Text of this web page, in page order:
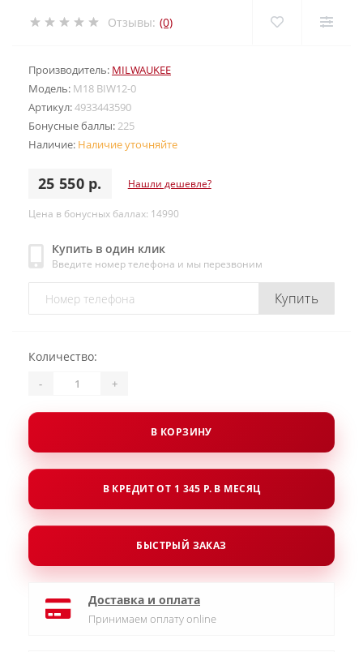
Отзывы: (0)
Производитель: MILWAUKEE
Модель: M18 BIW12-0
Артикул:4933443590
Бонусные баллы:225
Наличие: Наличие уточняйте
25 550 р. Нашли дешевле?
Цена в бонусных баллах: 14990
Купить в один клик
Введите номер телефона и мы перезвоним
Купить
Количество:
- +
В КОРЗИНУ
В КРЕДИТ ОТ 1 345 Р. В МЕСЯЦ
БЫСТРЫЙ ЗАКАЗ
Доставка и оплата
Принимаем оплату online